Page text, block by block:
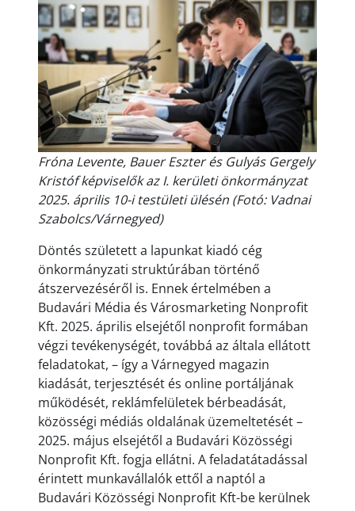
Fróna Levente, Bauer Eszter és Gulyás Gergely
Kristóf képviselők az I. kerületi önkormányzat
2025. április 10-i testületi ülésén (Fotó: Vadnai
Szabolcs/Várnegyed)
Döntés született a lapunkat kiadó cég
önkormányzati struktúrában történő
átszervezéséről is. Ennek értelmében a
Budavári Média és Városmarketing Nonprofit
Kft. 2025. április elsejétől nonprofit formában
végzi tevékenységét, továbbá az általa ellátott
feladatokat, – így a Várnegyed magazin
kiadását, terjesztését és online portáljának
működését, reklámfelületek bérbeadását,
közösségi médiás oldalának üzemeltetését –
2025. május elsejétől a Budavári Közösségi
Nonprofit Kft. fogja ellátni. A feladatátadással
érintett munkavállalók ettől a naptól a
Budavári Közösségi Nonprofit Kft-be kerülnek